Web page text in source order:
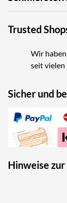
Trusted
Wir
seit
Sicher und
Hinweise